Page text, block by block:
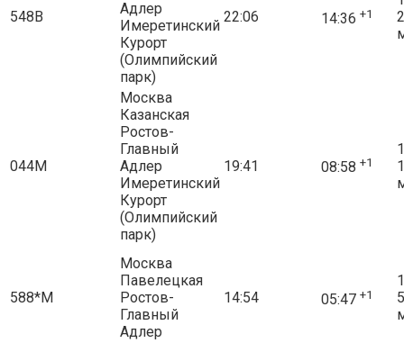
548В
Адлер
Имеретинский
Курорт
(Олимпийский
парк)
22:06 14:36 +1
044М
Москва
Казанская
Ростов-
Главный
Адлер
Имеретинский
Курорт
(Олимпийский
парк)
19:41 08:58 +1
588*М
Москва
Павелецкая
Ростов-
Главный
Адлер
14:54 05:47 +1